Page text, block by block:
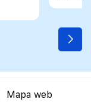
Mapa web